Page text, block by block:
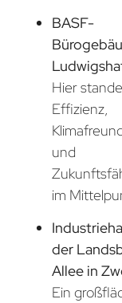
BASF-
Hier
Effizienz,
und
im
der
Allee in
Ein